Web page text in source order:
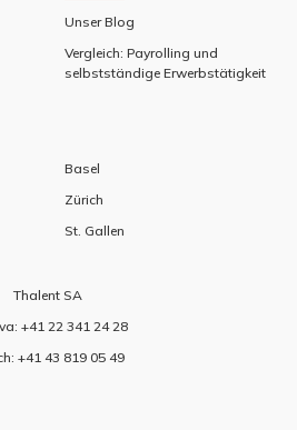
Unser Blog
Vergleich: Payrolling und
selbstständige Erwerbstätigkeit
Basel
Zürich
St. Gallen
Thalent SA
+41 22 341 24 28
+41 43 819 05 49